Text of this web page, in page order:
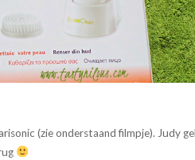
(zie onderstaand filmpje). Judy